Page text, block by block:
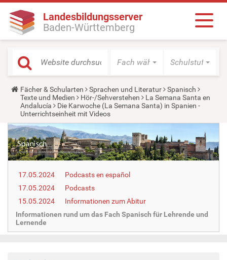
Landesbildungsserver
Baden-Württemberg
Fach wählen Schulstufe
Y
o
u
a
r
e
h
e
r
e
Fächer & Schularten Sprachen und Literatur
Spanisch
Texte und Medien
Hör-/Sehverstehen
La Semana Santa en
Andalucía
Die Karwoche (La Semana Santa) in Spanien -
Unterrichtseinheit mit Videos
17.05.2024
Podcasts en español
17.05.2024
Podcasts
15.05.2024
Informationen zum Abitur
Informationen rund um das Fach Spanisch für Lehrende und
Lernende